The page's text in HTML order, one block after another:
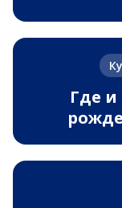
Где